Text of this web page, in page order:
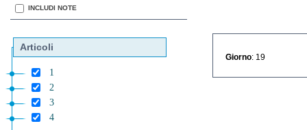
INCLUDI NOTE
Articoli
1
2
3
4
Giorno : 19